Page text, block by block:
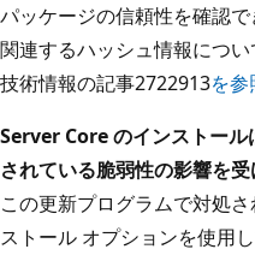
パッケージの信頼性を確認
関連するハッシュ情報につ
技術情報の記事2722913を
Server Core のインストー
されている脆弱性の影響を
この更新プログラムで対処
ストール オプションを使用